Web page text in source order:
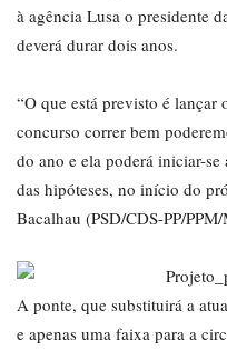
à agência Lusa o presidente
deverá durar dois anos.
“O que está previsto é lançar
concurso correr bem
do ano e ela poderá iniciar-
das hipóteses, no início do
Bacalhau (PSD/CDS-PP/
A ponte, que substituirá a
e apenas uma faixa para a